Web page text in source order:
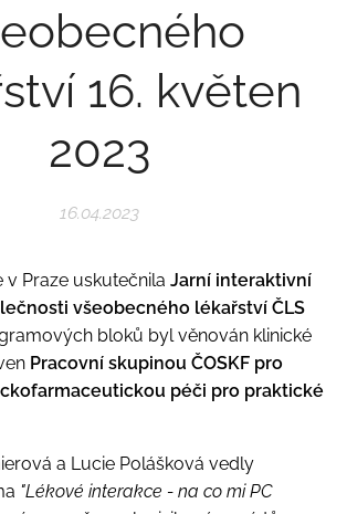
16. květen
2023
16.04.2023
v Praze uskutečnila Jarní interaktivní
všeobecného lékařství ČLS
bloků byl věnován klinické
Pracovní skupinou ČOSKF pro
péči pro praktické
a Lucie Polášková vedly
"Lékové interakce - na co mi PC